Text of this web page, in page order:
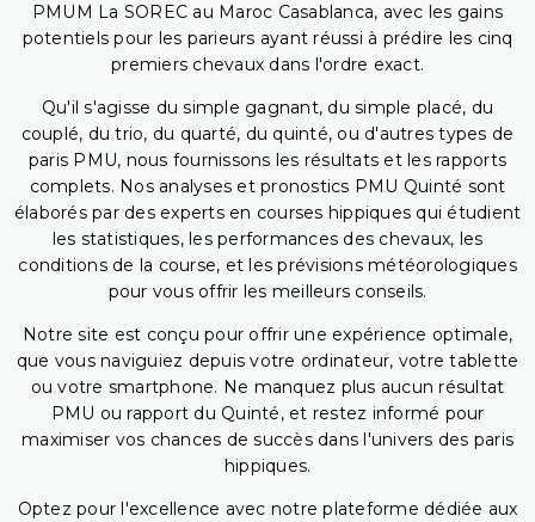
PMUM La SOREC au Maroc Casablanca, avec les gains
potentiels pour les parieurs ayant réussi à prédire les cinq
premiers chevaux dans l'ordre exact.
Qu'il s'agisse du simple gagnant, du simple placé, du
couplé, du trio, du quarté, du quinté, ou d'autres types de
paris PMU, nous fournissons les résultats et les rapports
complets. Nos analyses et pronostics PMU Quinté sont
élaborés par des experts en courses hippiques qui étudient
les statistiques, les performances des chevaux, les
conditions de la course, et les prévisions météorologiques
pour vous offrir les meilleurs conseils.
Notre site est conçu pour offrir une expérience optimale,
que vous naviguiez depuis votre ordinateur, votre tablette
ou votre smartphone. Ne manquez plus aucun résultat
PMU ou rapport du Quinté, et restez informé pour
maximiser vos chances de succès dans l'univers des paris
hippiques.
Optez pour l'excellence avec notre plateforme dédiée aux